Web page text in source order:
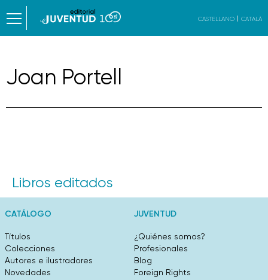
CASTELLANO CATALÀ
Joan Portell
Libros editados
CATÁLOGO
Títulos
Colecciones
Autores e ilustradores
Novedades
JUVENTUD
¿Quiénes somos?
Profesionales
Blog
Foreign Rights